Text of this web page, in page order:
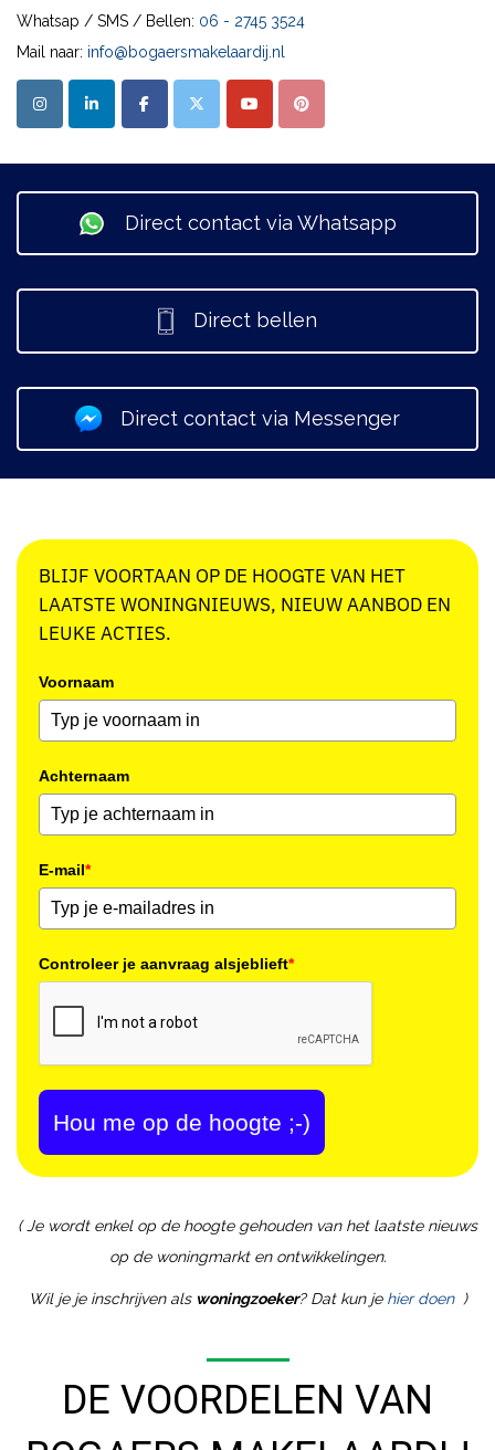
Whatsap / SMS / Bellen: 06 - 2745 3524
Mail naar: info@bogaersmakelaardij.nl
Direct contact via Whatsapp
Direct bellen
Direct contact via Messenger
BLIJF VOORTAAN OP DE HOOGTE VAN HET
LAATSTE WONINGNIEUWS, NIEUW AANBOD EN
LEUKE ACTIES.
Voornaam
Achternaam
E-mail*
Controleer je aanvraag alsjeblieft*
Hou me op de hoogte ;-)
( Je wordt enkel op de hoogte gehouden van het laatste nieuws
op de woningmarkt en ontwikkelingen.
Wil je je inschrijven als woningzoeker? Dat kun je hier doen )
DE VOORDELEN VAN